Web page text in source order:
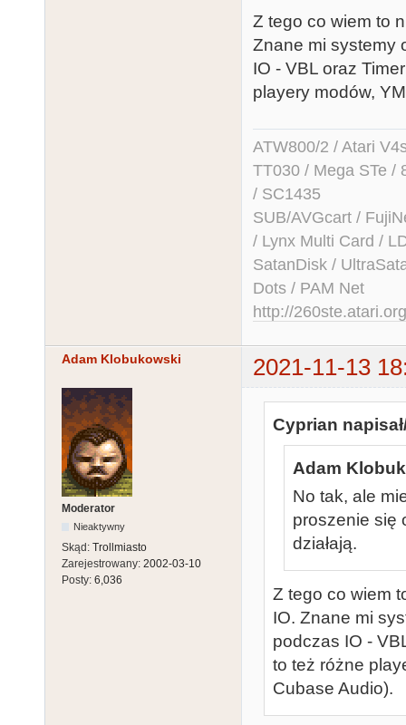
Z tego co wiem to
Znane mi systemy
IO - VBL oraz
playery modów,
ATW800/2 / Atari
TT030 / Mega STe /
/ SC1435
SUB/AVGcart /
/ Lynx Multi Card /
SatanDisk /
Dots / PAM Net
http://260ste.atari.org
Adam Klobukowski 2021-11-13
Moderator
Nieaktywny
Skąd: Trollmiasto
Zarejestrowany: 2002-03-10
Posty: 6,036
Cyprian
Adam
No tak, ale
proszenie się
działają.
Z tego co wiem
IO. Znane mi
podczas IO -
to też różne
Cubase Audio).